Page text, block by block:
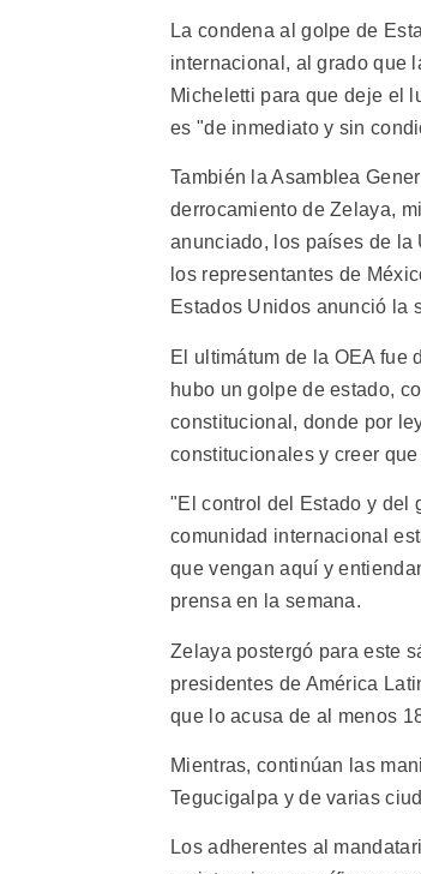
La condena al golpe de
internacional, al grado que
Micheletti para que deje el
es "de inmediato y sin
También la Asamblea
derrocamiento de Zelaya,
anunciado, los países de la
los representantes de
Estados Unidos anunció la
El ultimátum de la OEA fue
hubo un golpe de estado,
constitucional, donde por
constitucionales y creer
"El control del Estado y del
comunidad internacional
que vengan aquí y
prensa en la semana.
Zelaya postergó para este
presidentes de América
que lo acusa de al menos
Mientras, continúan las
Tegucigalpa y de varias
Los adherentes al